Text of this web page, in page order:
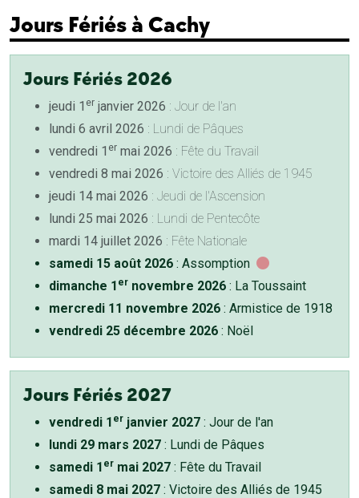
Jours Fériés à Cachy
Jours Fériés 2026
jeudi 1 er janvier 2026 : Jour de l'an
lundi 6 avril 2026 : Lundi de Pâques
vendredi 1 er mai 2026 : Fête du Travail
vendredi 8 mai 2026 : Victoire des Alliés de 1945
jeudi 14 mai 2026 : Jeudi de l'Ascension
lundi 25 mai 2026 : Lundi de Pentecôte
mardi 14 juillet 2026 : Fête Nationale
samedi 15 août 2026 : Assomption
dimanche 1 er novembre 2026 : La Toussaint
mercredi 11 novembre 2026 : Armistice de 1918
vendredi 25 décembre 2026 : Noël
Jours Fériés 2027
vendredi 1 er janvier 2027 : Jour de l'an
lundi 29 mars 2027 : Lundi de Pâques
samedi 1 er mai 2027 : Fête du Travail
samedi 8 mai 2027 : Victoire des Alliés de 1945